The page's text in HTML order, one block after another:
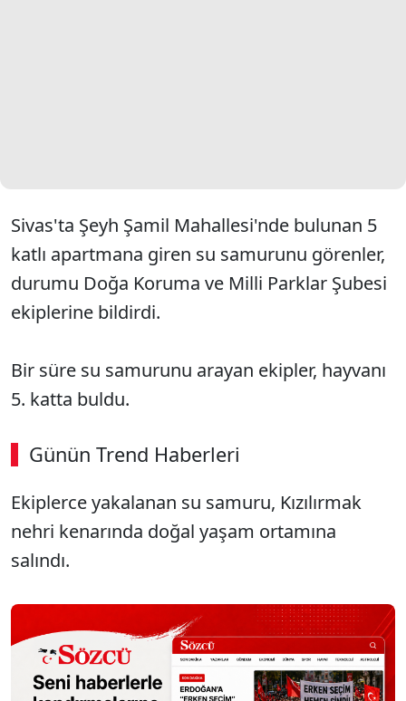
Sivas'ta Şeyh Şamil Mahallesi'nde bulunan 5
katlı apartmana giren su samurunu görenler,
durumu Doğa Koruma ve Milli Parklar Şubesi
ekiplerine bildirdi.
Bir süre su samurunu arayan ekipler, hayvanı
5. katta buldu.
Günün Trend Haberleri
Ekiplerce yakalanan su samuru, Kızılırmak
nehri kenarında doğal yaşam ortamına
salındı.